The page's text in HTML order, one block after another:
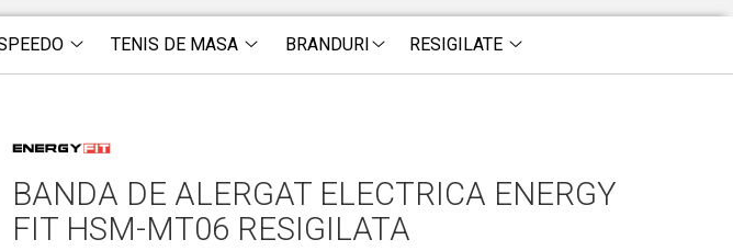
TENIS DE MASA BRANDURI RESIGILATE
BANDA DE ALERGAT ELECTRICA ENERGY
FIT HSM-MT06 RESIGILATA